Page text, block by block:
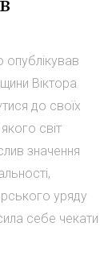
опублікував
Віктора
до своїх
світ
значення
уряду
себе чекати